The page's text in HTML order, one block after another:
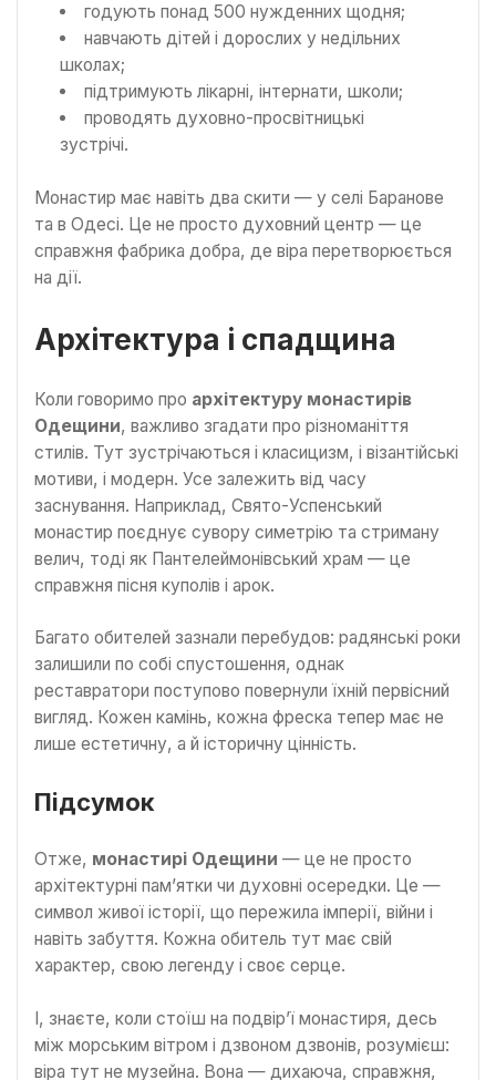
годують понад 500 нужденних щодня;
навчають дітей і дорослих у недільних
школах;
підтримують лікарні, інтернати, школи;
проводять духовно-просвітницькі
зустрічі.
Монастир має навіть два скити — у селі Баранове
та в Одесі. Це не просто духовний центр — це
справжня фабрика добра, де віра перетворюється
на дії.
Архітектура і спадщина
Коли говоримо про архітектуру монастирів
Одещини, важливо згадати про різноманіття
стилів. Тут зустрічаються і класицизм, і візантійські
мотиви, і модерн. Усе залежить від часу
заснування. Наприклад, Свято-Успенський
монастир поєднує сувору симетрію та стриману
велич, тоді як Пантелеймонівський храм — це
справжня пісня куполів і арок.
Багато обителей зазнали перебудов: радянські роки
залишили по собі спустошення, однак
реставратори поступово повернули їхній первісний
вигляд. Кожен камінь, кожна фреска тепер має не
лише естетичну, а й історичну цінність.
Підсумок
Отже, монастирі Одещини — це не просто
архітектурні пам’ятки чи духовні осередки. Це —
символ живої історії, що пережила імперії, війни і
навіть забуття. Кожна обитель тут має свій
характер, свою легенду і своє серце.
І, знаєте, коли стоїш на подвір’ї монастиря, десь
між морським вітром і дзвоном дзвонів, розумієш:
віра тут не музейна. Вона — дихаюча, справжня,